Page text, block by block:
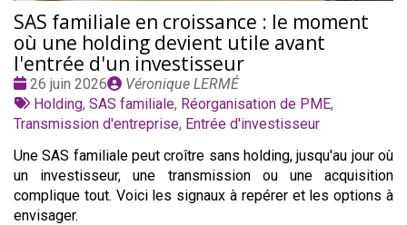
SAS familiale en croissance : le moment
où une holding devient utile avant
l'entrée d'un investisseur
Date
:
26 juin 2026
Publié
par
Véronique LERMÉ
Tags
:
Holding, SAS familiale, Réorganisation de PME,
Transmission d'entreprise, Entrée d'investisseur
Une SAS familiale peut croître sans holding, jusqu'au jour où
un investisseur, une transmission ou une acquisition
complique tout. Voici les signaux à repérer et les options à
envisager.